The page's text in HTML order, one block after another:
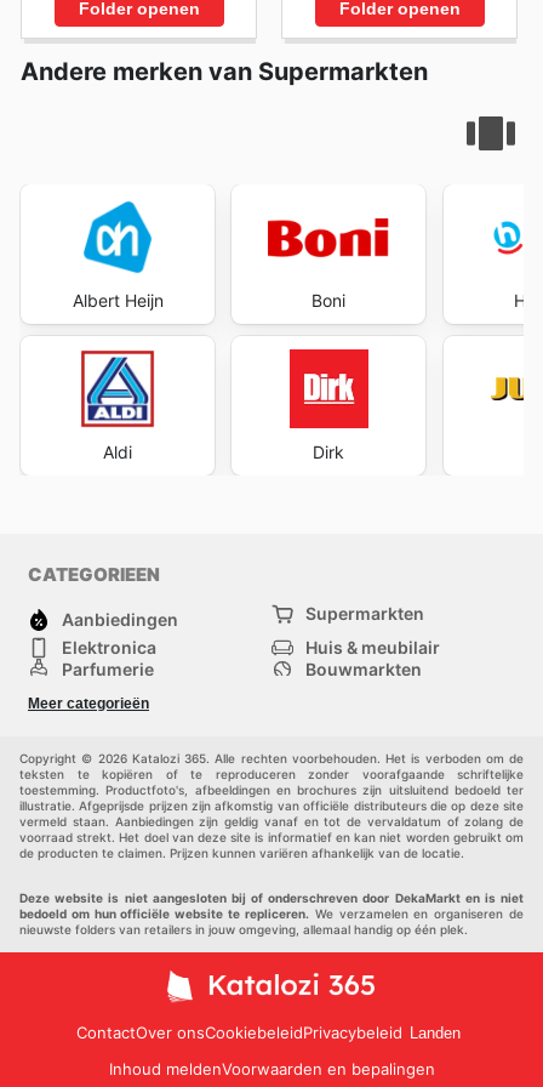
Folder openen Folder openen
Andere merken van Supermarkten
Albert Heijn
Aldi
Boni
Dirk
CATEGORIEEN
Aanbiedingen
Supermarkten
Elektronica
Huis & meubilair
Parfumerie
Bouwmarkten
Kinderen
Meer categorieën
Copyright © 2026 Katalozi 365. Alle rechten voorbehouden. Het is verboden om de
teksten te kopiëren of te reproduceren zonder voorafgaande schriftelijke
toestemming. Productfoto's, afbeeldingen en brochures zijn uitsluitend bedoeld ter
illustratie. Afgeprijsde prijzen zijn afkomstig van officiële distributeurs die op deze site
vermeld staan. Aanbiedingen zijn geldig vanaf en tot de vervaldatum of zolang de
voorraad strekt. Het doel van deze site is informatief en kan niet worden gebruikt om
de producten te claimen. Prijzen kunnen variëren afhankelijk van de locatie.
Deze website is niet aangesloten bij of onderschreven door DekaMarkt en is niet
bedoeld om hun officiële website te repliceren. We verzamelen en organiseren de
nieuwste folders van retailers in jouw omgeving, allemaal handig op één plek.
ContactOver onsCookiebeleidPrivacybeleid Landen
Inhoud meldenVoorwaarden en bepalingen